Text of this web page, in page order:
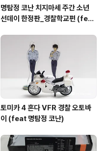
명탐정 코난 치지마세 주간 소년
선데이 한정판_경찰학교편 (feat
토미카 4 혼다 VFR 경찰 오토바
이 (feat 명탐정 코난)